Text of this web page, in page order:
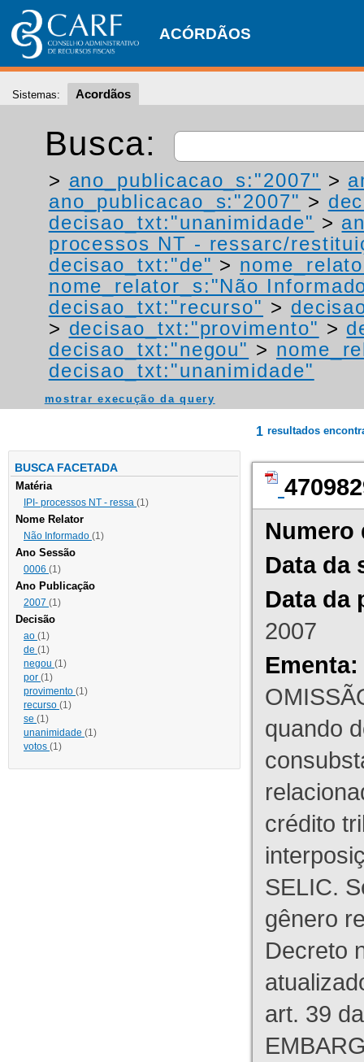
ACÓRDÃOS
Sistemas: Acordãos
Busca:
> ano_publicacao_s:"2007" >
ano_publicacao_s:"2007" >
decisao_txt:"unanimidade" >
processos NT - ressarc/
decisao_txt:"de" >
nome_relator_s:"Não
decisao_txt:"recurso" >
> decisao_txt:"provimento" >
decisao_txt:"negou" >
decisao_txt:"unanimidade"
mostrar execução da query
BUSCA FACETADA
Matéria
IPI- processos NT - ressa (1)
Nome Relator
Não Informado (1)
Ano Sessão
0006 (1)
Ano Publicação
2007 (1)
Decisão
ao (1)
de (1)
negou (1)
por (1)
provimento (1)
recurso (1)
se (1)
unanimidade (1)
votos (1)
1 resultados
Numero
Data da
Data da
2007
Ementa:
quando
crédito
SELIC.
gênero
Decreto
art. 39